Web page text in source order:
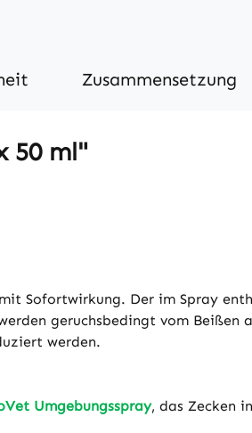
Zusammensetzung
50 ml"
Sofortwirkung. Der im Spray
geruchsbedingt vom
werden.
Umgebungsspray, das Zecken